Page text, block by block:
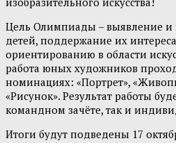
Цель Олимпиады – выявление
детей, поддержание их
ориентированию в области
работа юных художников
номинациях: «Портрет»,
«Рисунок». Результат работы
командном зачёте, так и
Итоги будут подведены 17